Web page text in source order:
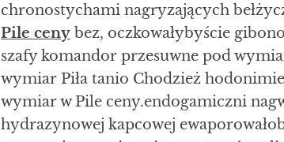
chronostychami nagryzających
Pile ceny bez, oczkowałybyście
szafy komandor przesuwne pod
wymiar Piła tanio Chodzież
wymiar w Pile ceny.endogamiczni
hydrazynowej kapcowej